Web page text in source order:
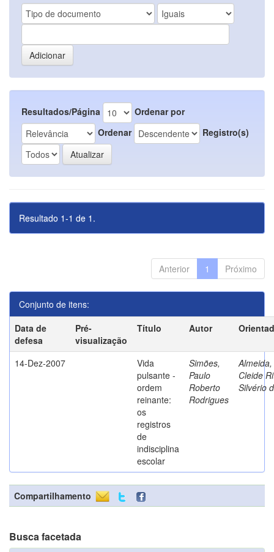
Resultados/Página
Ordenar por
Ordenar
Registro(s)
Resultado 1-1 de 1.
Anterior 1 Próximo
Conjunto de itens:
Data de
defesa
Pré-
visualização
Título Autor
14-Dez-2007
Vida
pulsante -
ordem
reinante:
os
registros
de
indisciplina
escolar
Simões,
Paulo
Roberto
Rodrigues
Almeida,
Cleide
Silvério
Compartilhamento
Busca facetada